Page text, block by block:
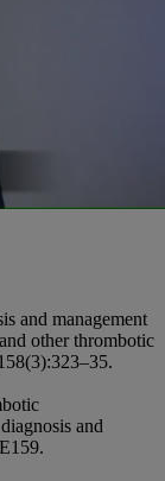
and management
other thrombotic
and